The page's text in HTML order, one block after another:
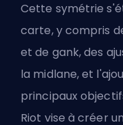
Cette symétrie
carte, y compris
et de gank, des
la midlane, et
principaux
Riot vise à créer